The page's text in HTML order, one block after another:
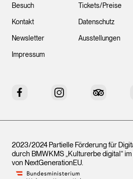
Besuch
Kontakt
Newsletter
Impressum
Tickets/Preise
Datenschutz
Ausstellungen
Facebook Instagram Tripadvisor
2023/2024 Partielle Förderung für
durch BMWKMS „Kulturerbe digital“
von NextGenerationEU.